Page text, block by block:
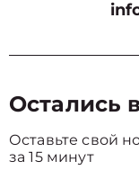
Остались
Оставьте свой
за 15 минут